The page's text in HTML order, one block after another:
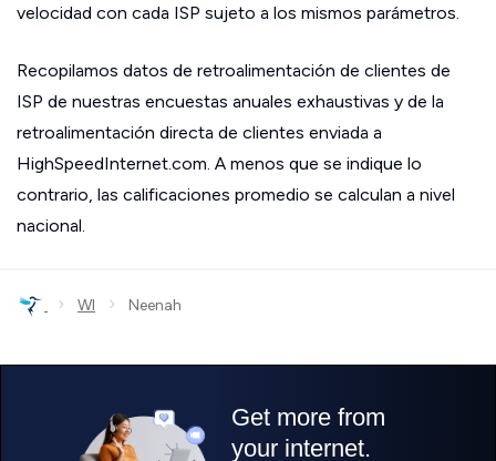
velocidad con cada ISP sujeto a los mismos parámetros.
Recopilamos datos de retroalimentación de clientes de
ISP de nuestras encuestas anuales exhaustivas y de la
retroalimentación directa de clientes enviada a
HighSpeedInternet.com. A menos que se indique lo
contrario, las calificaciones promedio se calculan a nivel
nacional.
› WI › Neenah